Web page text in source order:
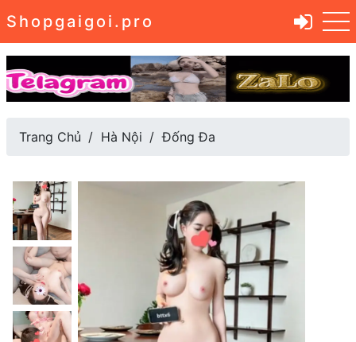
Shopgaigoi.pro
Trang Chủ Hà Nội Đống Đa